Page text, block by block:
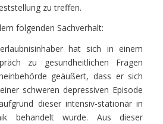
zu treffen.
folgenden Sachverhalt:
hat sich in einem
zu gesundheitlichen Fragen
geäußert, dass er sich
schweren depressiven Episode
dieser intensiv-stationär in
behandelt wurde. Aus dieser